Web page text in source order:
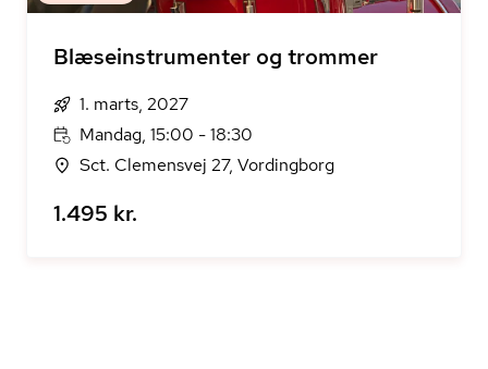
Blæseinstrumenter og trommer
1. marts, 2027
Mandag, 15:00 - 18:30
Sct. Clemensvej 27, Vordingborg
1.495 kr.